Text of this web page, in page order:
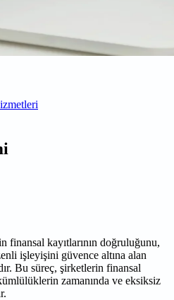
finansal kayıtlarının doğruluğunu,
işleyişini güvence altına alan
Bu süreç, şirketlerin finansal
zamanında ve eksiksiz